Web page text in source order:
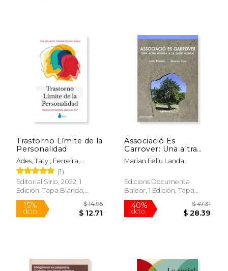
40%
dcto. $ 35.83
40%
dcto. $
Trastorno Límite de la
Personalidad
Ades, Taty ; Ferreira,
Eduardo
(1)
Editorial Sirio, 2022, 1
Edición, Tapa Blanda,
Nuevo
Associació Es
Garrover: Una altra
mirada a la salut
mental (Menjavents)
Marian Feliu Landa
Edicions Documenta
Balear, 1 Edición, Tapa
Blanda, Nuevo